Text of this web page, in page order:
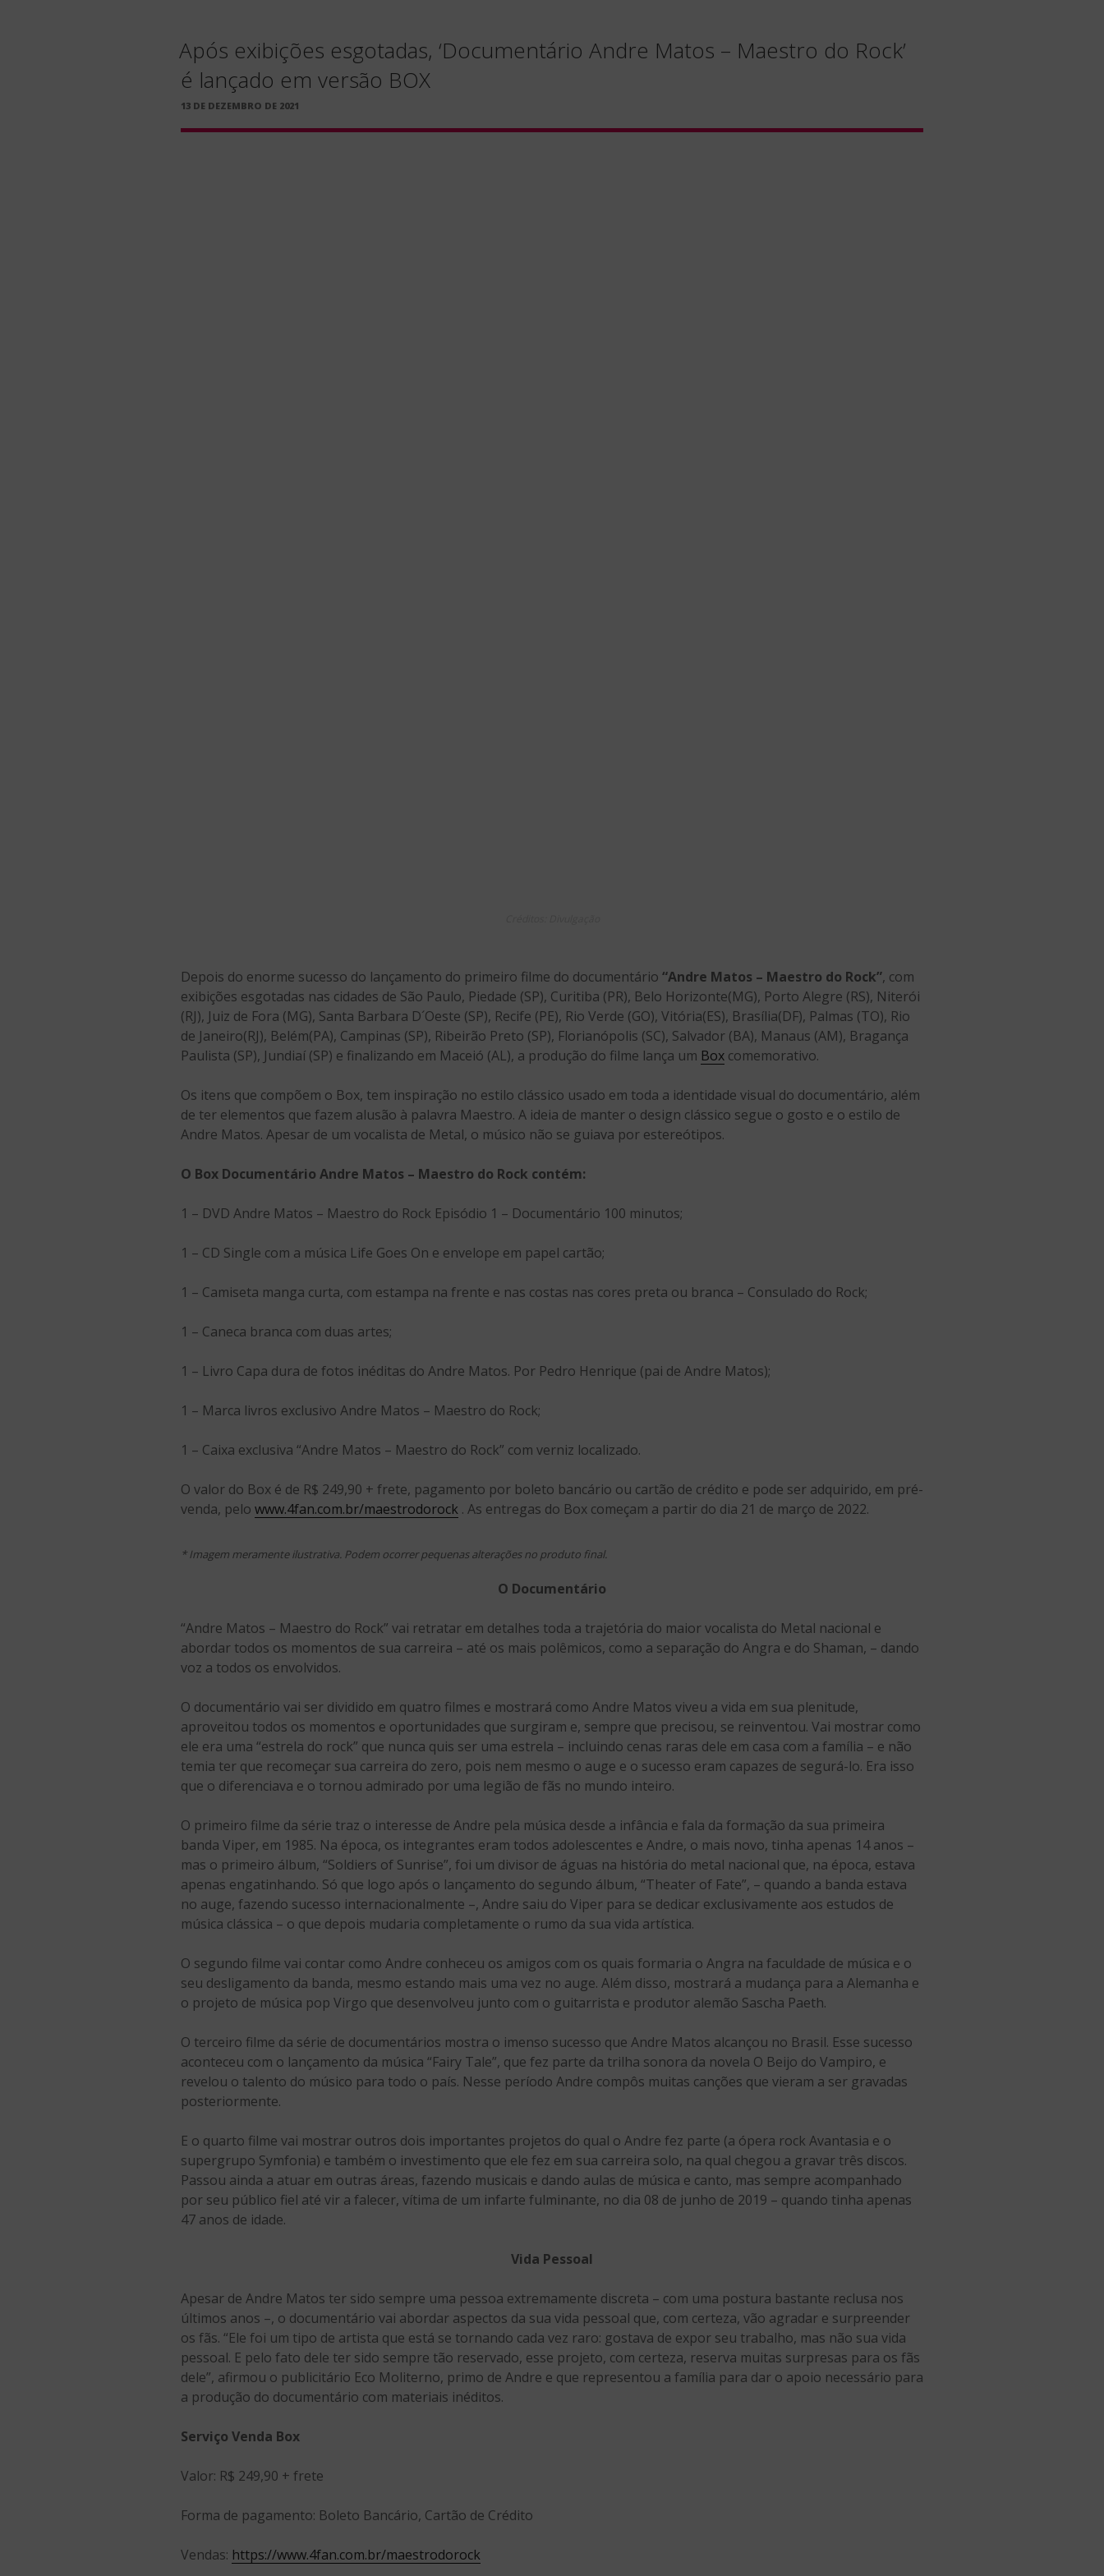
Após exibições esgotadas, ‘Documentário Andre Matos – Maestro do Rock’
é lançado em versão BOX
PUBLICADO
13 DE DEZEMBRO DE 2021
Depois do enorme sucesso do lançamento do primeiro filme do documentário “Andre Matos – Maestro do Rock”, com
exibições esgotadas nas cidades de São Paulo, Piedade (SP), Curitiba (PR), Belo Horizonte(MG), Porto Alegre (RS), Niterói
(RJ), Juiz de Fora (MG), Santa Barbara D´Oeste (SP), Recife (PE), Rio Verde (GO), Vitória(ES), Brasília(DF), Palmas (TO), Rio
de Janeiro(RJ), Belém(PA), Campinas (SP), Ribeirão Preto (SP), Florianópolis (SC), Salvador (BA), Manaus (AM), Bragança
Paulista (SP), Jundiaí (SP) e finalizando em Maceió (AL), a produção do filme lança um Box comemorativo.
Os itens que compõem o Box, tem inspiração no estilo clássico usado em toda a identidade visual do documentário, além
de ter elementos que fazem alusão à palavra Maestro. A ideia de manter o design clássico segue o gosto e o estilo de
Andre Matos. Apesar de um vocalista de Metal, o músico não se guiava por estereótipos.
O Box Documentário Andre Matos – Maestro do Rock contém:
1 – DVD Andre Matos – Maestro do Rock Episódio 1 – Documentário 100 minutos;
1 – CD Single com a música Life Goes On e envelope em papel cartão;
1 – Camiseta manga curta, com estampa na frente e nas costas nas cores preta ou branca – Consulado do Rock;
1 – Caneca branca com duas artes;
1 – Livro Capa dura de fotos inéditas do Andre Matos. Por Pedro Henrique (pai de Andre Matos);
1 – Marca livros exclusivo Andre Matos – Maestro do Rock;
1 – Caixa exclusiva “Andre Matos – Maestro do Rock” com verniz localizado.
O valor do Box é de R$ 249,90 + frete, pagamento por boleto bancário ou cartão de crédito e pode ser adquirido, em pré-
venda, pelo www.4fan.com.br/maestrodorock . As entregas do Box começam a partir do dia 21 de março de 2022.
* Imagem meramente ilustrativa. Podem ocorrer pequenas alterações no produto final.
O Documentário
“Andre Matos – Maestro do Rock” vai retratar em detalhes toda a trajetória do maior vocalista do Metal nacional e
abordar todos os momentos de sua carreira – até os mais polêmicos, como a separação do Angra e do Shaman, – dando
voz a todos os envolvidos.
O documentário vai ser dividido em quatro filmes e mostrará como Andre Matos viveu a vida em sua plenitude,
aproveitou todos os momentos e oportunidades que surgiram e, sempre que precisou, se reinventou. Vai mostrar como
ele era uma “estrela do rock” que nunca quis ser uma estrela – incluindo cenas raras dele em casa com a família – e não
temia ter que recomeçar sua carreira do zero, pois nem mesmo o auge e o sucesso eram capazes de segurá-lo. Era isso
que o diferenciava e o tornou admirado por uma legião de fãs no mundo inteiro.
O primeiro filme da série traz o interesse de Andre pela música desde a infância e fala da formação da sua primeira
banda Viper, em 1985. Na época, os integrantes eram todos adolescentes e Andre, o mais novo, tinha apenas 14 anos –
mas o primeiro álbum, “Soldiers of Sunrise”, foi um divisor de águas na história do metal nacional que, na época, estava
apenas engatinhando. Só que logo após o lançamento do segundo álbum, “Theater of Fate”, – quando a banda estava
no auge, fazendo sucesso internacionalmente –, Andre saiu do Viper para se dedicar exclusivamente aos estudos de
música clássica – o que depois mudaria completamente o rumo da sua vida artística.
O segundo filme vai contar como Andre conheceu os amigos com os quais formaria o Angra na faculdade de música e o
seu desligamento da banda, mesmo estando mais uma vez no auge. Além disso, mostrará a mudança para a Alemanha e
o projeto de música pop Virgo que desenvolveu junto com o guitarrista e produtor alemão Sascha Paeth.
O terceiro filme da série de documentários mostra o imenso sucesso que Andre Matos alcançou no Brasil. Esse sucesso
aconteceu com o lançamento da música “Fairy Tale”, que fez parte da trilha sonora da novela O Beijo do Vampiro, e
revelou o talento do músico para todo o país. Nesse período Andre compôs muitas canções que vieram a ser gravadas
posteriormente.
E o quarto filme vai mostrar outros dois importantes projetos do qual o Andre fez parte (a ópera rock Avantasia e o
supergrupo Symfonia) e também o investimento que ele fez em sua carreira solo, na qual chegou a gravar três discos.
Passou ainda a atuar em outras áreas, fazendo musicais e dando aulas de música e canto, mas sempre acompanhado
por seu público fiel até vir a falecer, vítima de um infarte fulminante, no dia 08 de junho de 2019 – quando tinha apenas
47 anos de idade.
Vida Pessoal
Apesar de Andre Matos ter sido sempre uma pessoa extremamente discreta – com uma postura bastante reclusa nos
últimos anos –, o documentário vai abordar aspectos da sua vida pessoal que, com certeza, vão agradar e surpreender
os fãs. “Ele foi um tipo de artista que está se tornando cada vez raro: gostava de expor seu trabalho, mas não sua vida
pessoal. E pelo fato dele ter sido sempre tão reservado, esse projeto, com certeza, reserva muitas surpresas para os fãs
dele”, afirmou o publicitário Eco Moliterno, primo de Andre e que representou a família para dar o apoio necessário para
a produção do documentário com materiais inéditos.
Serviço Venda Box
Valor: R$ 249,90 + frete
Forma de pagamento: Boleto Bancário, Cartão de Crédito
Vendas: https://www.4fan.com.br/maestrodorock